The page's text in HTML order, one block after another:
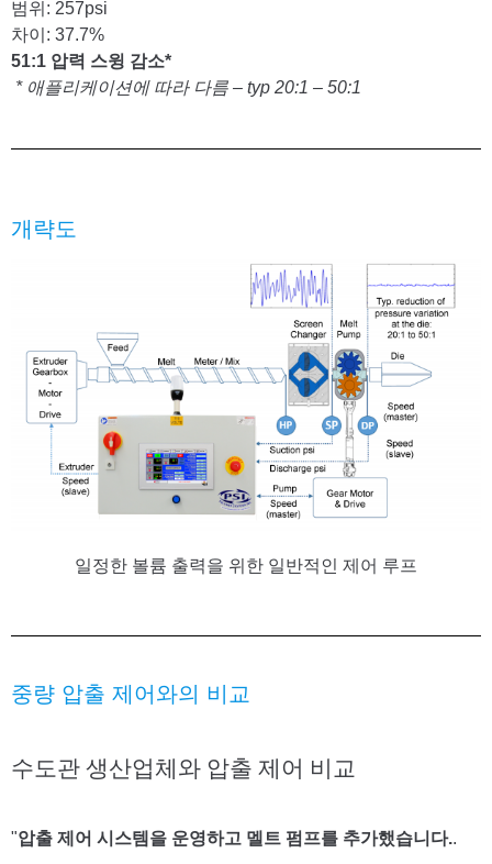
범위: 257psi
차이: 37.7%
51:1 압력 스윙 감소*
* 애플리케이션에 따라 다름 – typ 20:1 – 50:1
개략도
일정한 볼륨 출력을 위한 일반적인 제어 루프
중량 압출 제어와의 비교
수도관 생산업체와 압출 제어 비교
"압출 제어 시스템을 운영하고 멜트 펌프를 추가했습니다..